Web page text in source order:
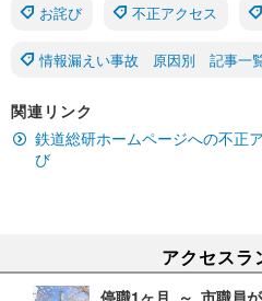
お詫び 不正アクセス
情報漏えい事故 原因別 記事一
関連リンク
鉄道総研ホームページへの不正
び
アクセスラ
停職1ヶ月 ～ 市職員